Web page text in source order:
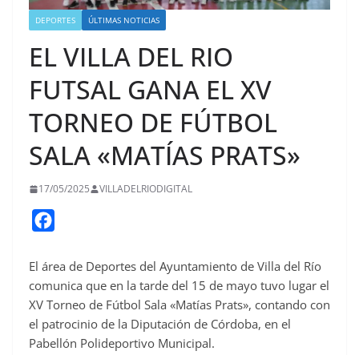
DEPORTES ÚLTIMAS NOTICIAS
EL VILLA DEL RIO
FUTSAL GANA EL XV
TORNEO DE FÚTBOL
SALA «MATÍAS PRATS»
17/05/2025 VILLADELRIODIGITAL
c
e
b
o
El área de Deportes del Ayuntamiento de Villa del Río
comunica que en la tarde del 15 de mayo tuvo lugar el
XV Torneo de Fútbol Sala «Matías Prats», contando con
el patrocinio de la Diputación de Córdoba, en el
Pabellón Polideportivo Municipal.